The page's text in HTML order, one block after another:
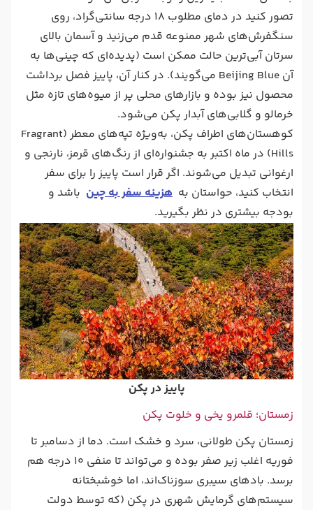
تصور کنید در دمای مطلوب ۱۸ درجه سانتی‌گراد، روی
سنگفرش‌های شهر ممنوعه قدم می‌زنید و آسمان بالای
سرتان آبی‌ترین حالت ممکن است (پدیده‌ای که چینی‌ها به
آن Beijing Blue می‌گویند). در کنار آن، پاییز فصل برداشت
محصول نیز بوده و بازارهای محلی پر از میوه‌های تازه مثل
خرمالو و گلابی‌های آبدار پکن می‌شود.
کوهستان‌های اطراف پکن، به‌ویژه تپه‌های معطر (Fragrant
Hills) در ماه اکتبر به جشنواره‌ای از رنگ‌های قرمز، نارنجی و
ارغوانی تبدیل می‌شوند. اگر قرار است پاییز را برای سفر
انتخاب کنید، حواستان به هزینه سفر به چین باشد و
بودجه بیشتری در نظر بگیرید.
پاییز در پکن
زمستان؛ قلمرو یخی و خلوت پکن
زمستان پکن طولانی، سرد و خشک است. دما از دسامبر تا
فوریه اغلب زیر صفر بوده و می‌تواند تا منفی ۱۰ درجه هم
برسد. بادهای سیبری سوزناک‌اند، اما خوشبختانه
سیستم‌های گرمایش شهری در پکن (که توسط دولت